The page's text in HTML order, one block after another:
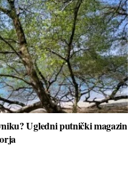
Ugledni putnički magazin